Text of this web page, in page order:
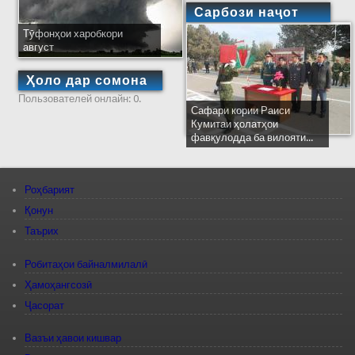
Тӯфонҳои харобкори
август
Ҳоло дар сомона
Пользователей онлайн: 0.
Сарбози наҷот
Сафари кории Раиси
Кумитаи ҳолатҳои
фавқулодда ба вилояти...
Роҳбарият
Қонун
Таърих
Робитаҳои байналмилалӣ
Ҳамоҳангсозӣ
Ҷасорат
Вазъи ҳавои кишвар